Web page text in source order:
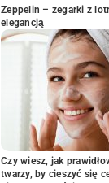
Zeppelin – zegarki z
elegancją
Czy wiesz, jak
twarzy, by cieszyć się